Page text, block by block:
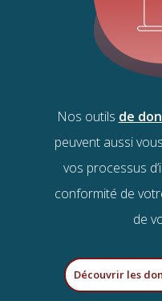
Nos outils de
peuvent aussi
vos processus
conformité de
de
Découvrir les